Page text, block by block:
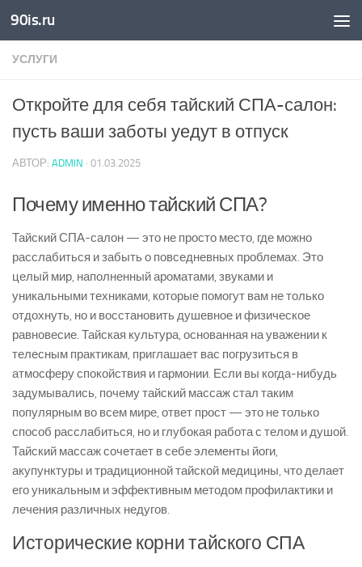
Skip to content
90is.ru
УСЛУГИ
Откройте для себя тайский СПА-салон:
пусть ваши заботы уедут в отпуск
АВТОР: ADMIN · 01.03.2025
Почему именно тайский СПА?
Тайский СПА-салон — это не просто место, где можно
расслабиться и забыть о повседневных проблемах. Это
целый мир, наполненный ароматами, звуками и
уникальными техниками, которые помогут вам не только
отдохнуть, но и восстановить душевное и физическое
равновесие. Тайская культура, основанная на уважении к
телесным практикам, приглашает вас погрузиться в
атмосферу спокойствия и гармонии. Если вы когда-нибудь
задумывались, почему тайский массаж стал таким
популярным во всем мире, ответ прост — это не только
способ расслабиться, но и глубокая работа с телом и душой.
Тайский массаж сочетает в себе элементы йоги,
акупунктуры и традиционной тайской медицины, что делает
его уникальным и эффективным методом профилактики и
лечения различных недугов.
Исторические корни тайского СПА